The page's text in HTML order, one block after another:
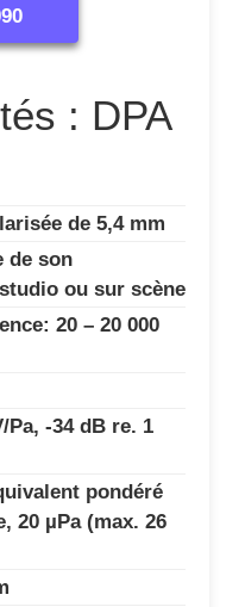
: DPA
de 5,4 mm
de son
ou sur scène
20 – 20 000
-34 dB re. 1
pondéré
20 µPa (max. 26